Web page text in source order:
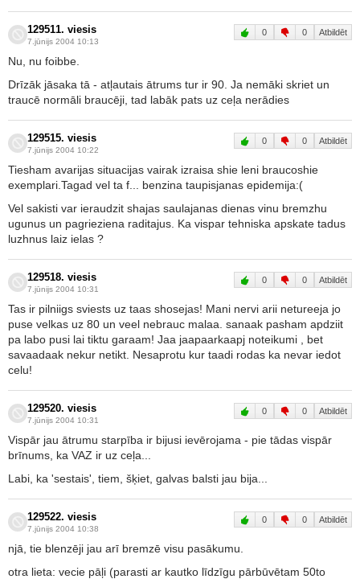
129511. viesis
7.jūnijs 2004 10:13
0 0 Atbildēt
Nu, nu foibbe.
Drīzāk jāsaka tā - atļautais ātrums tur ir 90. Ja nemāki skriet un
traucē normāli braucēji, tad labāk pats uz ceļa nerādies
129515. viesis
7.jūnijs 2004 10:22
0 0 Atbildēt
Tiesham avarijas situacijas vairak izraisa shie leni braucoshie
exemplari.Tagad vel ta f... benzina taupisjanas epidemija:(
Vel sakisti var ieraudzit shajas saulajanas dienas vinu bremzhu
ugunus un pagrieziena raditajus. Ka vispar tehniska apskate tadus
luzhnus laiz ielas ?
129518. viesis
7.jūnijs 2004 10:31
0 0 Atbildēt
Tas ir pilniigs sviests uz taas shosejas! Mani nervi arii netureeja jo
puse velkas uz 80 un veel nebrauc malaa. sanaak pasham apdziit
pa labo pusi lai tiktu garaam! Jaa jaapaarkaapj noteikumi , bet
savaadaak nekur netikt. Nesaprotu kur taadi rodas ka nevar iedot
celu!
129520. viesis
7.jūnijs 2004 10:31
0 0 Atbildēt
Vispār jau ātrumu starpība ir bijusi ievērojama - pie tādas vispār
brīnums, ka VAZ ir uz ceļa...
Labi, ka 'sestais', tiem, šķiet, galvas balsti jau bija...
129522. viesis
7.jūnijs 2004 10:38
0 0 Atbildēt
njā, tie blenzēji jau arī bremzē visu pasākumu.
otra lieta: vecie pāļi (parasti ar kautko līdzīgu pārbūvētam 50to